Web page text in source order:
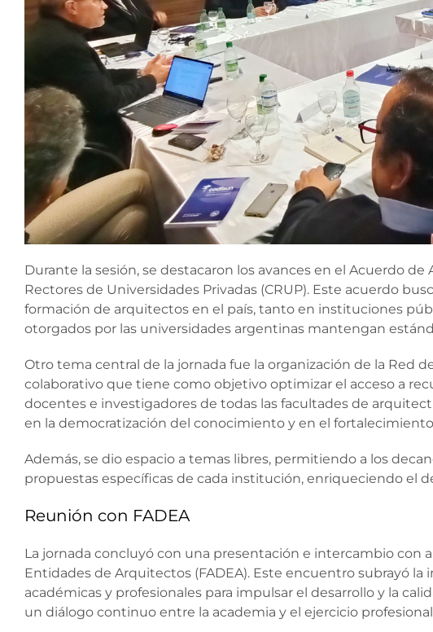
Durante la sesión, se destacaron los avances en el Acuerdo de
Rectores de Universidades Privadas (CRUP). Este acuerdo
formación de arquitectos en el país, tanto en instituciones
otorgados por las universidades argentinas mantengan
Otro tema central de la jornada fue la organización de la Red
colaborativo que tiene como objetivo optimizar el acceso a
docentes e investigadores de todas las facultades de
en la democratización del conocimiento y en el
Además, se dio espacio a temas libres, permitiendo a los
propuestas específicas de cada institución, enriqueciendo el
Reunión con FADEA
La jornada concluyó con una presentación e intercambio con
Entidades de Arquitectos (FADEA). Este encuentro subrayó
académicas y profesionales para impulsar el desarrollo y la
un diálogo continuo entre la academia y el ejercicio